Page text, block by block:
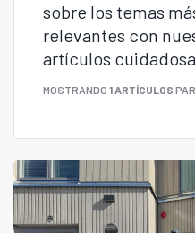
sobre los temas
relevantes con
artículos
MOSTRANDO 1 ARTÍCULOS